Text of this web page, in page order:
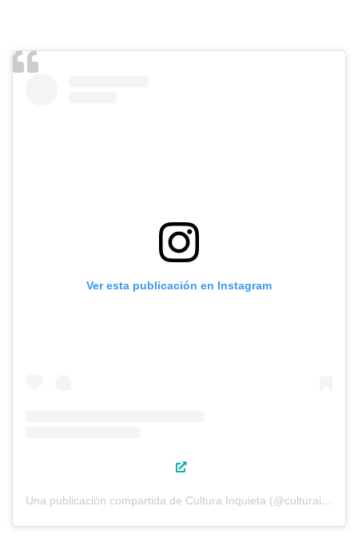
Ver esta publicación en Instagram
Una publicación compartida de Cultura Inquieta (@culturainquieta)